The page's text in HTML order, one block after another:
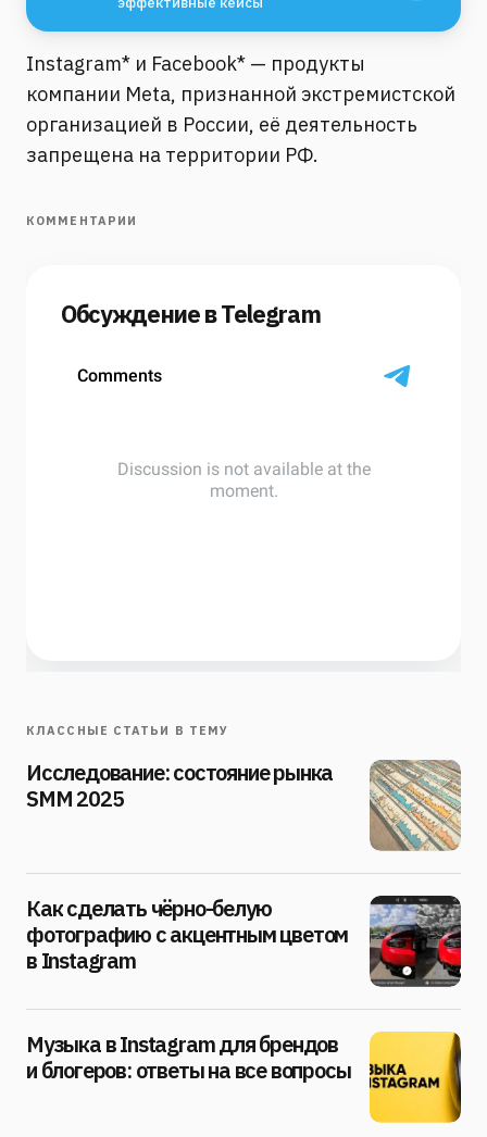
Instagram* и Facebook* — продукты
компании Meta, признанной экстремистской
организацией в России, её деятельность
запрещена на территории РФ.
КОММЕНТАРИИ
Обсуждение в Telegram
КЛАССНЫЕ СТАТЬИ В ТЕМУ
Исследование: состояние рынка
SMM 2025
Как сделать чёрно-белую
фотографию с акцентным цветом
в Instagram
Музыка в Instagram для брендов
и блогеров: ответы на все вопросы